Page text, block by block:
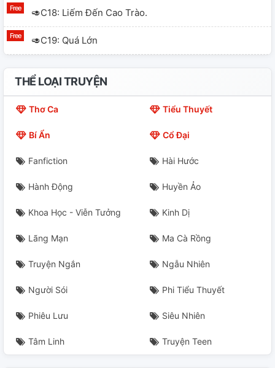
🥑C18: Liếm Đến Cao Trào.
🥑C19: Quá Lớn
🥑C20: Bắn Vào Trong
🥑C21: Tôi Giúp Em Rửa Sạch.
C25: Bắt Cua.
C26: Uống Thuốc
C27: Làm Nhiều Sẽ Tốt.
🥑C28: Do Em Quá Mê Người.
Tìm Truyện
THỂ LOẠI TRUYỆN
Thơ Ca Tiểu Thuyết
Bí Ẩn Cổ Đại
Fanfiction Hài Hước
Hành Động Huyền Ảo
Khoa Học - Viễn Tưởng Kinh Dị
Lãng Mạn Ma Cà Rồng
Truyện Ngắn Ngẫu Nhiên
Người Sói Phi Tiểu Thuyết
Phiêu Lưu Siêu Nhiên
Tâm Linh Truyện Teen